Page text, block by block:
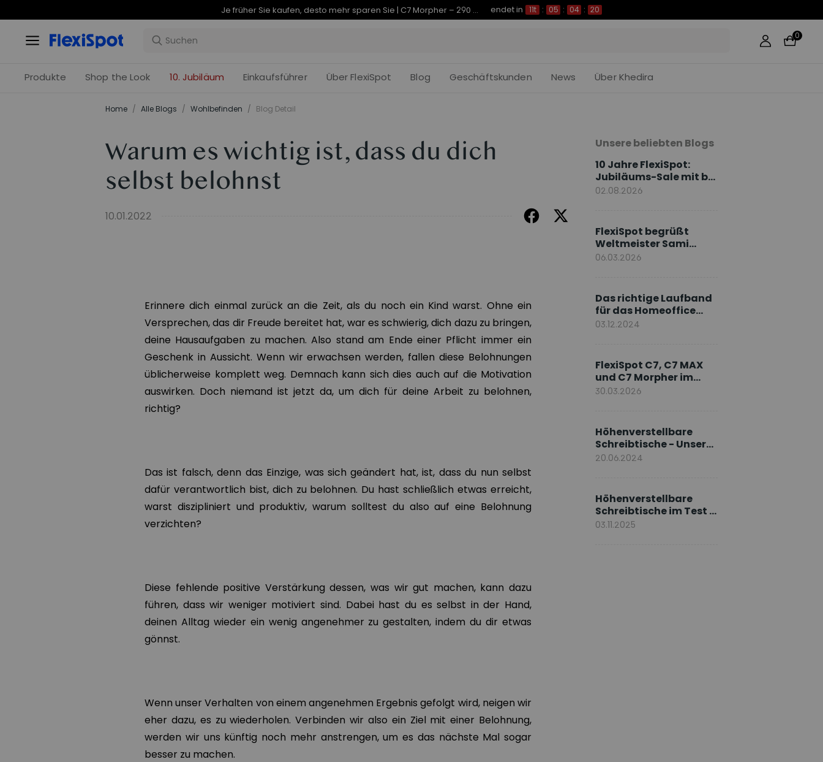
Je früher Sie kaufen, desto mehr sparen Sie | C7 Morpher – 290 € Rabatt endet in 11t : 05 : 04 : 19
0
Produkte Shop the Look 10. Jubiläum Einkaufsführer Über FlexiSpot Blog Geschäftskunden News Über Khedira
Home / Alle Blogs / Wohlbefinden / Blog Detail
Warum es wichtig ist, dass du dich
selbst belohnst
10.01.2022
Erinnere dich einmal zurück an die Zeit, als du noch ein Kind warst. Ohne ein
Versprechen, das dir Freude bereitet hat, war es schwierig, dich dazu zu bringen,
deine Hausaufgaben zu machen. Also stand am Ende einer Pflicht immer ein
Geschenk in Aussicht. Wenn wir erwachsen werden, fallen diese Belohnungen
üblicherweise komplett weg. Demnach kann sich dies auch auf die Motivation
auswirken. Doch niemand ist jetzt da, um dich für deine Arbeit zu belohnen,
richtig?
Das ist falsch, denn das Einzige, was sich geändert hat, ist, dass du nun selbst
dafür verantwortlich bist, dich zu belohnen. Du hast schließlich etwas erreicht,
warst diszipliniert und produktiv, warum solltest du also auf eine Belohnung
verzichten?
Diese fehlende positive Verstärkung dessen, was wir gut machen, kann dazu
führen, dass wir weniger motiviert sind. Dabei hast du es selbst in der Hand,
deinen Alltag wieder ein wenig angenehmer zu gestalten, indem du dir etwas
gönnst.
Wenn unser Verhalten von einem angenehmen Ergebnis gefolgt wird, neigen wir
eher dazu, es zu wiederholen. Verbinden wir also ein Ziel mit einer Belohnung,
werden wir uns künftig noch mehr anstrengen, um es das nächste Mal sogar
besser zu machen.
Unsere beliebten Blogs
10 Jahre FlexiSpot:
Jubiläums-Sale mit bis
zu 50 % Rabatt
02.08.2026
FlexiSpot begrüßt
Weltmeister Sami
Khedira als
06.03.2026
Das richtige Laufband
für das Homeoffice
wählen
03.12.2024
FlexiSpot C7, C7 MAX
und C7 Morpher im
Vergleich: Welches
30.03.2026
Höhenverstellbare
Schreibtische - Unsere
E7-Serie
20.06.2024
Höhenverstellbare
Schreibtische im Test –
Die besten Standing
03.11.2025